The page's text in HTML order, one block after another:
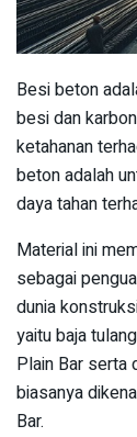
Besi beton
besi dan
ketahanan
beton adalah
daya tahan
Material ini
sebagai
dunia
yaitu baja
Plain Bar serta
biasanya
Bar.